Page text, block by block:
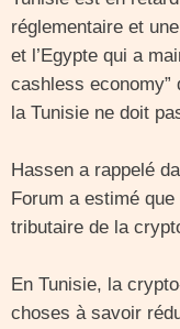
réglementaire et
et l’Egypte qui a
cashless
la Tunisie ne doit
Hassen a rappelé
Forum a estimé
tributaire de la
En Tunisie, la
choses à savoir